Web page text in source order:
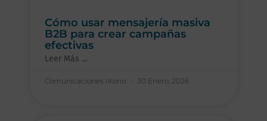
Cómo usar mensajería masiva
B2B para crear campañas
efectivas
Leer Más ...
Comunicaciones IKono 30 Enero, 2026